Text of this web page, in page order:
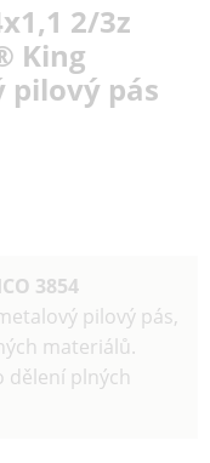
2/3z
King
pilový pás
3854
pilový pás,
materiálů.
dělení plných